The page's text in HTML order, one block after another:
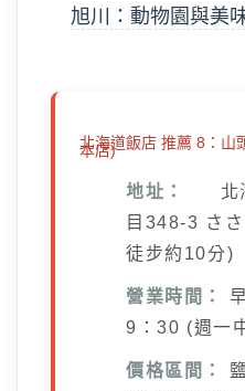
旭川：動物園與美
北海道飯店 推薦 8：山
本店)
地址：
北
目348-3 さ
徒步約10分)
營業時間：
9：30 (週一
價格區間：